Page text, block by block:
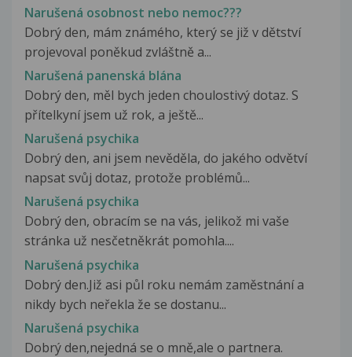
Narušená osobnost nebo nemoc???
Dobrý den, mám známého, který se již v dětství
projevoval poněkud zvláštně a...
Narušená panenská blána
Dobrý den, měl bych jeden choulostivý dotaz. S
přítelkyní jsem už rok, a ještě...
Narušená psychika
Dobrý den, ani jsem nevěděla, do jakého odvětví
napsat svůj dotaz, protože problémů...
Narušená psychika
Dobrý den, obracím se na vás, jelikož mi vaše
stránka už nesčetněkrát pomohla....
Narušená psychika
Dobrý den.Již asi půl roku nemám zaměstnání a
nikdy bych neřekla že se dostanu...
Narušená psychika
Dobrý den,nejedná se o mně,ale o partnera.